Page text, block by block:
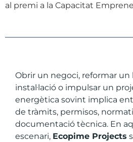
al premi a la Capacitat
Obrir un negoci, reformar un
instal·lació o impulsar un
energètica sovint implica
de tràmits, permisos,
documentació tècnica. En
escenari, Ecopime Projects